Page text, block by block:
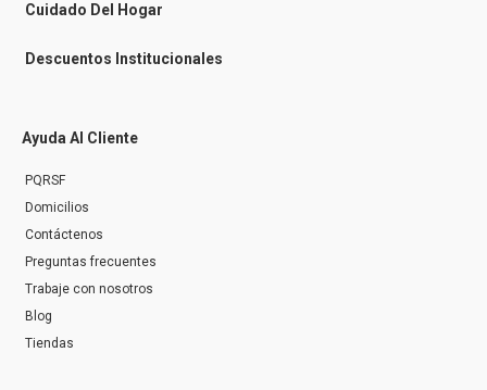
Cuidado Del Hogar
Descuentos Institucionales
Ayuda Al Cliente
PQRSF
Domicilios
Contáctenos
Preguntas frecuentes
Trabaje con nosotros
Blog
Tiendas